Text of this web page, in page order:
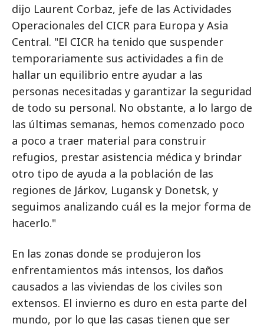
dijo Laurent Corbaz, jefe de las Actividades
Operacionales del CICR para Europa y Asia
Central. "El CICR ha tenido que suspender
temporariamente sus actividades a fin de
hallar un equilibrio entre ayudar a las
personas necesitadas y garantizar la seguridad
de todo su personal. No obstante, a lo largo de
las últimas semanas, hemos comenzado poco
a poco a traer material para construir
refugios, prestar asistencia médica y brindar
otro tipo de ayuda a la población de las
regiones de Járkov, Lugansk y Donetsk, y
seguimos analizando cuál es la mejor forma de
hacerlo."
En las zonas donde se produjeron los
enfrentamientos más intensos, los daños
causados a las viviendas de los civiles son
extensos. El invierno es duro en esta parte del
mundo, por lo que las casas tienen que ser